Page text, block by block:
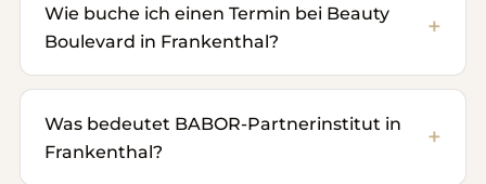
Wie buche ich einen Termin bei Beauty
Boulevard in Frankenthal?
Was bedeutet BABOR-Partnerinstitut in
Frankenthal?